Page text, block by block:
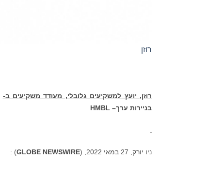
רוזן
רוזן, יועץ למשקיעים גלובלי, מעודד משקיעים ב-
בניירות ערך– HMBL
ניו יורק, 27 במאי 2022, ( GLOBE NEWSWIRE
) :